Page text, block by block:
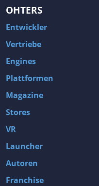
OHTERS
Entwickler
Vertriebe
Engines
Plattformen
Magazine
Stores
VR
Launcher
Autoren
Franchise